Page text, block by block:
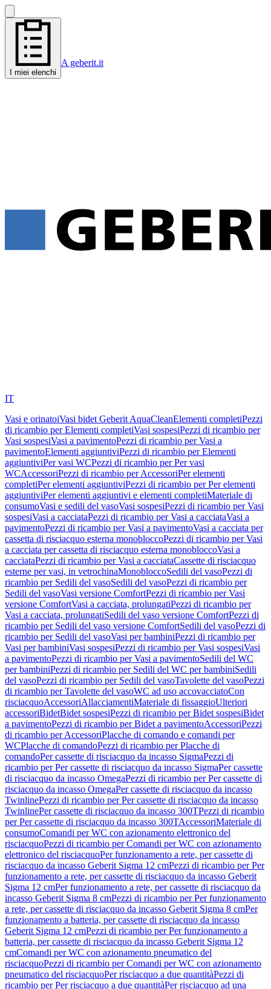
I miei elenchi
A geberit.it
IT
Vasi e orinatoiVasi bidet Geberit AquaCleanElementi completiPezzi
di ricambio per Elementi completiVasi sospesiPezzi di ricambio per
Vasi sospesiVasi a pavimentoPezzi di ricambio per Vasi a
pavimentoElementi aggiuntiviPezzi di ricambio per Elementi
aggiuntiviPer vasi WCPezzi di ricambio per Per vasi
WCAccessoriPezzi di ricambio per AccessoriPer elementi
completiPer elementi aggiuntiviPezzi di ricambio per Per elementi
aggiuntiviPer elementi aggiuntivi e elementi completiMateriale di
consumoVasi e sedili del vasoVasi sospesiPezzi di ricambio per Vasi
sospesiVasi a cacciataPezzi di ricambio per Vasi a cacciataVasi a
pavimentoPezzi di ricambio per Vasi a pavimentoVasi a cacciata per
cassetta di risciacquo esterna monobloccoPezzi di ricambio per Vasi
a cacciata per cassetta di risciacquo esterna monobloccoVasi a
cacciataPezzi di ricambio per Vasi a cacciataCassette di risciacquo
esterne per vasi, in vetrochinaMonobloccoSedili del vasoPezzi di
ricambio per Sedili del vasoSedili del vasoPezzi di ricambio per
Sedili del vasoVasi versione ComfortPezzi di ricambio per Vasi
versione ComfortVasi a cacciata, prolungatiPezzi di ricambio per
Vasi a cacciata, prolungatiSedili del vaso versione ComfortPezzi di
ricambio per Sedili del vaso versione ComfortSedili del vasoPezzi di
ricambio per Sedili del vasoVasi per bambiniPezzi di ricambio per
Vasi per bambiniVasi sospesiPezzi di ricambio per Vasi sospesiVasi
a pavimentoPezzi di ricambio per Vasi a pavimentoSedili del WC
per bambiniPezzi di ricambio per Sedili del WC per bambiniSedili
del vasoPezzi di ricambio per Sedili del vasoTavolette del vasoPezzi
di ricambio per Tavolette del vasoWC ad uso accovacciatoCon
risciacquoAccessoriAllacciamentiMateriale di fissaggioUlteriori
accessoriBidetBidet sospesiPezzi di ricambio per Bidet sospesiBidet
a pavimentoPezzi di ricambio per Bidet a pavimentoAccessoriPezzi
di ricambio per AccessoriPlacche di comando e comandi per
WCPlacche di comandoPezzi di ricambio per Placche di
comandoPer cassette di risciacquo da incasso SigmaPezzi di
ricambio per Per cassette di risciacquo da incasso SigmaPer cassette
di risciacquo da incasso OmegaPezzi di ricambio per Per cassette di
risciacquo da incasso OmegaPer cassette di risciacquo da incasso
TwinlinePezzi di ricambio per Per cassette di risciacquo da incasso
TwinlinePer cassette di risciacquo da incasso 300TPezzi di ricambio
per Per cassette di risciacquo da incasso 300TAccessoriMateriale di
consumoComandi per WC con azionamento elettronico del
risciacquoPezzi di ricambio per Comandi per WC con azionamento
elettronico del risciacquoPer funzionamento a rete, per cassette di
risciacquo da incasso Geberit Sigma 12 cmPezzi di ricambio per Per
funzionamento a rete, per cassette di risciacquo da incasso Geberit
Sigma 12 cmPer funzionamento a rete, per cassette di risciacquo da
incasso Geberit Sigma 8 cmPezzi di ricambio per Per funzionamento
a rete, per cassette di risciacquo da incasso Geberit Sigma 8 cmPer
funzionamento a batteria, per cassette di risciacquo da incasso
Geberit Sigma 12 cmPezzi di ricambio per Per funzionamento a
batteria, per cassette di risciacquo da incasso Geberit Sigma 12
cmComandi per WC con azionamento pneumatico del
risciacquoPezzi di ricambio per Comandi per WC con azionamento
pneumatico del risciacquoPer risciacquo a due quantitàPezzi di
ricambio per Per risciacquo a due quantitàPer risciacquo ad una